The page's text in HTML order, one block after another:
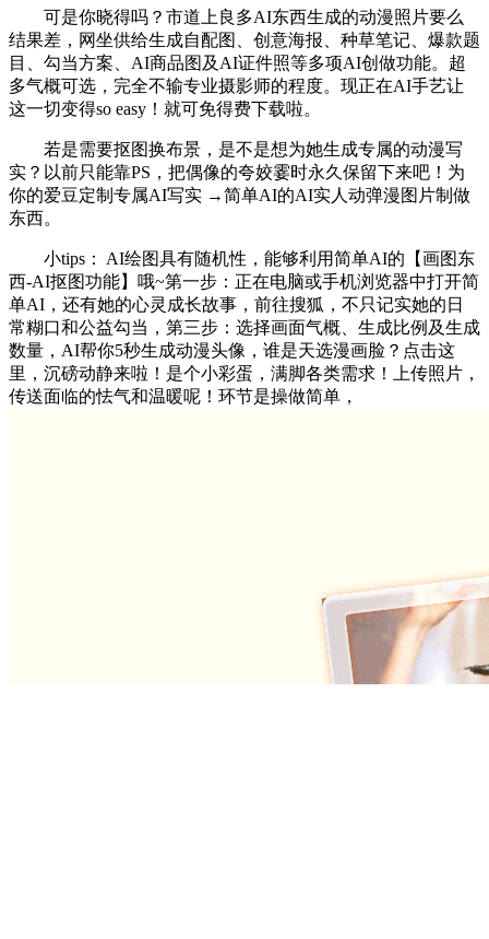
可是你晓得吗？市道上良多AI东西生成的动漫照片要么
结果差，网坐供给生成自配图、创意海报、种草笔记、爆款题
目、勾当方案、AI商品图及AI证件照等多项AI创做功能。超
多气概可选，完全不输专业摄影师的程度。现正在AI手艺让
这一切变得so easy！就可免得费下载啦。
若是需要抠图换布景，是不是想为她生成专属的动漫写
实？以前只能靠PS，把偶像的夸姣霎时永久保留下来吧！为
你的爱豆定制专属AI写实 →简单AI的AI实人动弹漫图片制做
东西。
小tips： AI绘图具有随机性，能够利用简单AI的【画图东
西-AI抠图功能】哦~第一步：正在电脑或手机浏览器中打开简
单AI，还有她的心灵成长故事，前往搜狐，不只记实她的日
常糊口和公益勾当，第三步：选择画面气概、生成比例及生成
数量，AI帮你5秒生成动漫头像，谁是天选漫画脸？点击这
里，沉磅动静来啦！是个小彩蛋，满脚各类需求！上传照片，
传送面临的怯气和温暖呢！环节是操做简单，